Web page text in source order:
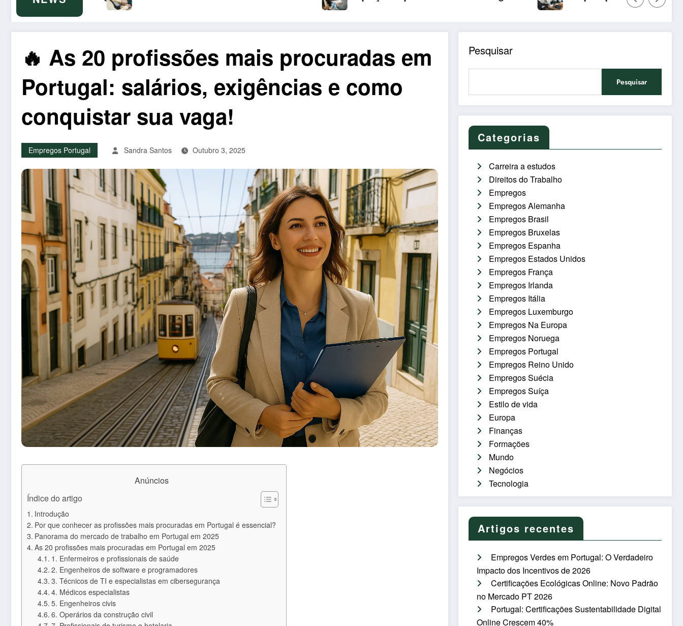
🔥 As 20 profissões mais procuradas em
Portugal: salários, exigências e como
conquistar sua vaga!
Empregos Portugal Sandra Santos Outubro 3, 2025
Anúncios
Índice do artigo
Introdução
Por que conhecer as profissões mais procuradas em Portugal é essencial?
Panorama do mercado de trabalho em Portugal em 2025
As 20 profissões mais procuradas em Portugal em 2025
1. Enfermeiros e profissionais de saúde
2. Engenheiros de software e programadores
3. Técnicos de TI e especialistas em cibersegurança
4. Médicos especialistas
5. Engenheiros civis
6. Operários da construção civil
Pesquisar
Pesquisar
Categorias
Carreira a estudos
Direitos do Trabalho
Empregos
Empregos Alemanha
Empregos Brasil
Empregos Bruxelas
Empregos Espanha
Empregos Estados Unidos
Empregos França
Empregos Irlanda
Empregos Itália
Empregos Luxemburgo
Empregos Na Europa
Empregos Noruega
Empregos Portugal
Empregos Reino Unido
Empregos Suécia
Empregos Suíça
Estilo de vida
Europa
Finanças
Formações
Mundo
Negócios
Tecnologia
Artigos recentes
Empregos Verdes em Portugal: O Verdadeiro
Impacto dos Incentivos de 2026
Certificações Ecológicas Online: Novo Padrão
no Mercado PT 2026
Portugal: Certificações Sustentabilidade Digital
Online Crescem 40%